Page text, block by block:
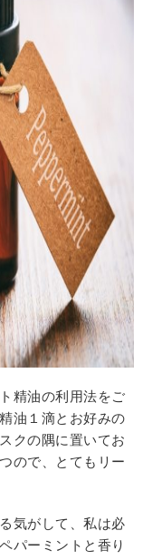
精油の利用法をご
油１滴とお好みの
クの隅に置いてお
ので、とてもリー
気がして、私は必
パーミントと香り